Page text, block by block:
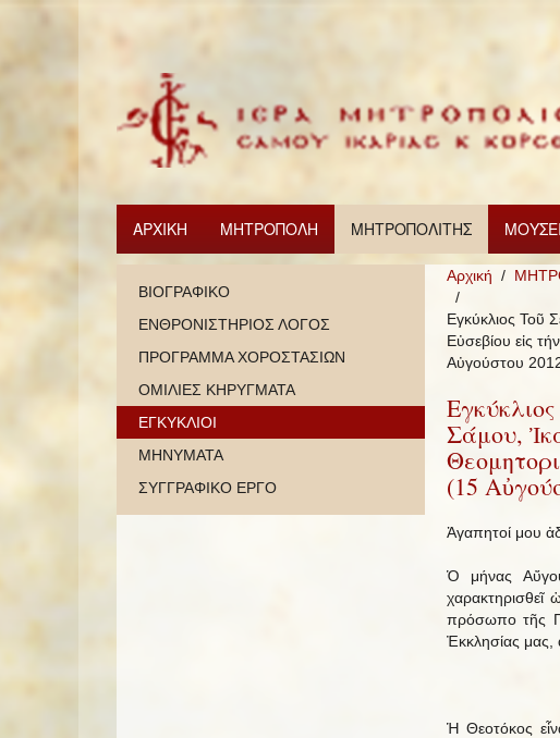
ΑΡΧΙΚΗ ΜΗΤΡΟΠΟΛΗ ΜΗΤΡΟΠΟΛΙΤΗΣ
Αρχική
Εγκύκλιος Τοῦ
Εὐσεβίου εἰς
Αὐγούστου
Σάμου,
(15
Ἀγαπητοί μου
Ὁ μήνας
πρόσωπο τῆς
Ἐκκλησίας μας,
Ἡ Θεοτόκος
ΒΙΟΓΡΑΦΙΚΟ
ΕΝΘΡΟΝΙΣΤΗΡΙΟΣ ΛΟΓΟΣ
ΠΡΟΓΡΑΜΜΑ ΧΟΡΟΣΤΑΣΙΩΝ
ΟΜΙΛΙΕΣ ΚΗΡΥΓΜΑΤΑ
ΕΓΚΥΚΛΙΟΙ
ΜΗΝΥΜΑΤΑ
ΣΥΓΓΡΑΦΙΚΟ ΕΡΓΟ